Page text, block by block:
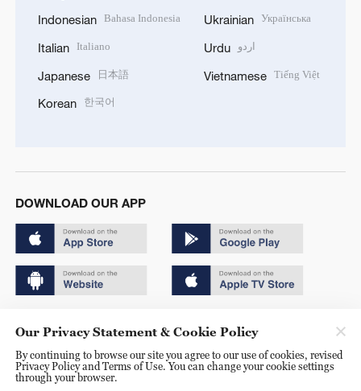
Indonesian Bahasa Indonesia
Italian Italiano
Japanese 日本語
Korean 한국어
Ukrainian Українська
Urdu اردو
Vietnamese Tiếng Việt
DOWNLOAD OUR APP
京ICP备20000184号
京公网安备 11010502050052号
Our Privacy Statement & Cookie Policy
By continuing to browse our site you agree to our use of cookies, revised
Privacy Policy and Terms of Use. You can change your cookie settings
through your browser.